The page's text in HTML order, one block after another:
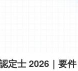
定士 2026｜要